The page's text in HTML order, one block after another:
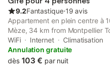
bibliothèque
9.2Fantastique⋅19 avis
Appartement en plein centre à
Mèze, 34 km from Montpellier
Montpellier Cathedral of Saint
Stadium.
WiFi Internet
Climatisation
Annulation gratuite
dès 103 € par nuit